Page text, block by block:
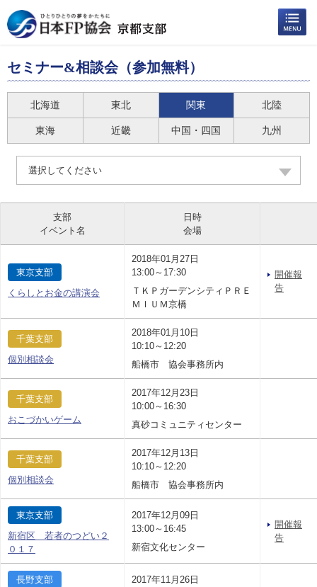
セミナー&相談会（参加無料）
北海道 東北 関東 北陸
東海 近畿 中国・四国 九州
選択してください
支部
イベント名
日時
会場
東京支部
くらしとお金の講演会
2018年01月27日
13:00～17:30
ＴＫＰガーデンシティＰＲＥ
ＭＩＵＭ京橋
開催報
告
千葉支部
個別相談会
2018年01月10日
10:10～12:20
船橋市 協会事務所内
千葉支部
おこづかいゲーム
2017年12月23日
10:00～16:30
真砂コミュニティセンター
千葉支部
個別相談会
2017年12月13日
10:10～12:20
船橋市 協会事務所内
東京支部
新宿区 若者のつどい２
０１７
2017年12月09日
13:00～16:45
新宿文化センター
開催報
告
長野支部
2017年11月26日